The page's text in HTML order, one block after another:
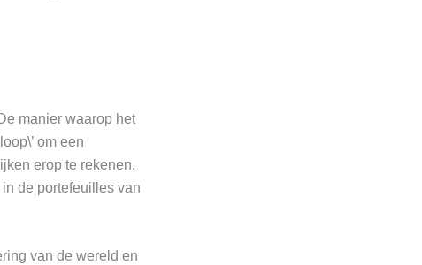
manier waarop het
om een
erop te rekenen.
de portefeuilles van
van de wereld en